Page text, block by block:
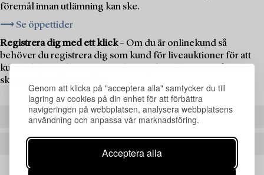
Genom att klicka på "acceptera alla" samtycker du till
lagring av cookies på din enhet för att förbättra
navigeringen på webbplatsen, analysera webbplatsens
användning och anpassa vår marknadsföring.
Acceptera alla
föremål innan utlämning kan ske.
⟶ Se öppettider
Registrera dig med ett klick– Om du är onlinekund så
behöver du registrera dig som kund för liveauktioner för att
kunna delta i auktionen. Om du är ny kund hos oss måste du
skapa ett kundkonto först.
REGISTRERA DIG